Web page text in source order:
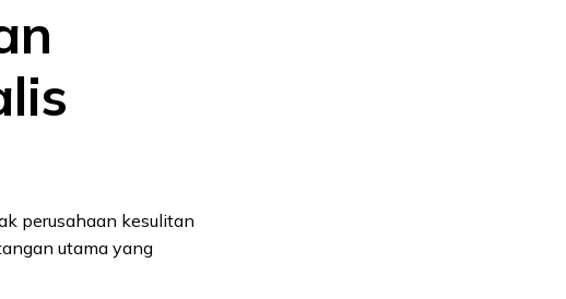
perusahaan kesulitan
utama yang